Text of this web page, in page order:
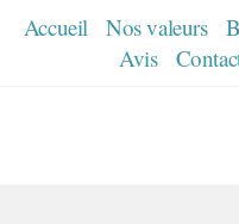
Accueil Nos valeurs
Avis